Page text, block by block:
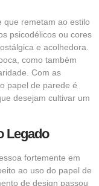
que remetam ao estilo
psicodélicos ou cores
e acolhedora.
como também
Com as
papel de parede é
desejam cultivar um
Legado
fortemente em
ao uso do papel de
de design passou